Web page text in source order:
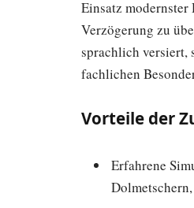
Einsatz
Verzögerung zu
sprachlich versiert,
fachlichen
Vorteile der
Erfahrene